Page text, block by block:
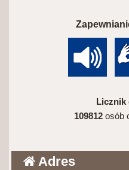
Licznik
109812osób
Adres